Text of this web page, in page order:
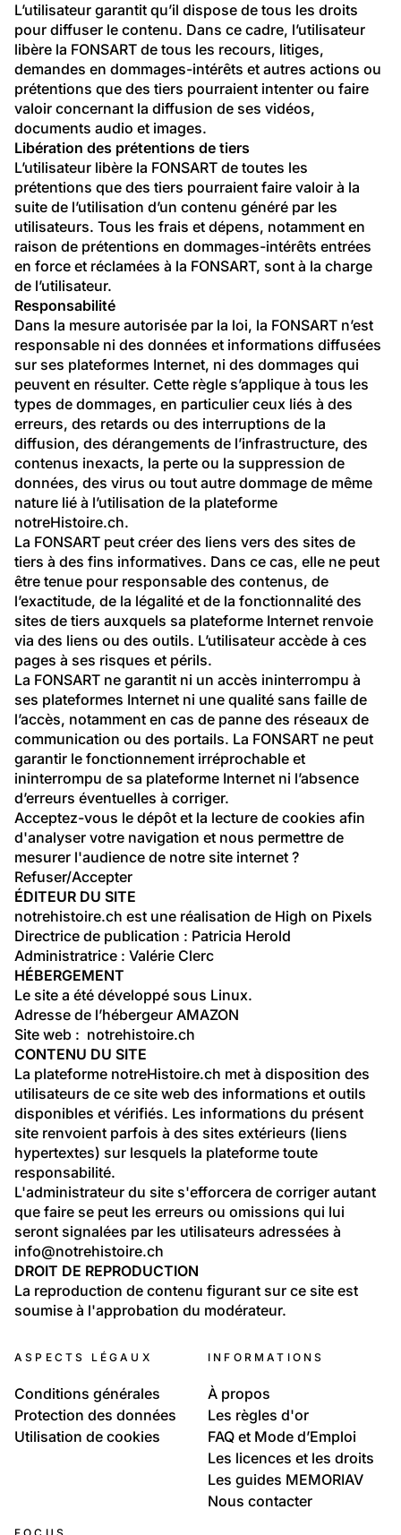
L’utilisateur garantit qu’il dispose de tous les droits
pour diffuser le contenu. Dans ce cadre, l’utilisateur
libère la FONSART de tous les recours, litiges,
demandes en dommages-intérêts et autres actions ou
prétentions que des tiers pourraient intenter ou faire
valoir concernant la diffusion de ses vidéos,
documents audio et images.
Libération des prétentions de tiers
L’utilisateur libère la FONSART de toutes les
prétentions que des tiers pourraient faire valoir à la
suite de l’utilisation d’un contenu généré par les
utilisateurs. Tous les frais et dépens, notamment en
raison de prétentions en dommages-intérêts entrées
en force et réclamées à la FONSART, sont à la charge
de l’utilisateur.
Responsabilité
Dans la mesure autorisée par la loi, la FONSART n’est
responsable ni des données et informations diffusées
sur ses plateformes Internet, ni des dommages qui
peuvent en résulter. Cette règle s’applique à tous les
types de dommages, en particulier ceux liés à des
erreurs, des retards ou des interruptions de la
diffusion, des dérangements de l’infrastructure, des
contenus inexacts, la perte ou la suppression de
données, des virus ou tout autre dommage de même
nature lié à l’utilisation de la plateforme
notreHistoire.ch.
La FONSART peut créer des liens vers des sites de
tiers à des fins informatives. Dans ce cas, elle ne peut
être tenue pour responsable des contenus, de
l’exactitude, de la légalité et de la fonctionnalité des
sites de tiers auxquels sa plateforme Internet renvoie
via des liens ou des outils. L’utilisateur accède à ces
pages à ses risques et périls.
La FONSART ne garantit ni un accès ininterrompu à
ses plateformes Internet ni une qualité sans faille de
l’accès, notamment en cas de panne des réseaux de
communication ou des portails. La FONSART ne peut
garantir le fonctionnement irréprochable et
ininterrompu de sa plateforme Internet ni l’absence
d’erreurs éventuelles à corriger.
Acceptez-vous le dépôt et la lecture de cookies afin
d'analyser votre navigation et nous permettre de
mesurer l'audience de notre site internet ?
Refuser/Accepter
ÉDITEUR DU SITE
notrehistoire.ch est une réalisation de High on Pixels
Directrice de publication : Patricia Herold
Administratrice : Valérie Clerc
HÉBERGEMENT
Le site a été développé sous Linux.
Adresse de l’hébergeur AMAZON
Site web : notrehistoire.ch
CONTENU DU SITE
La plateforme notreHistoire.ch met à disposition des
utilisateurs de ce site web des informations et outils
disponibles et vérifiés. Les informations du présent
site renvoient parfois à des sites extérieurs (liens
hypertextes) sur lesquels la plateforme toute
responsabilité.
L'administrateur du site s'efforcera de corriger autant
que faire se peut les erreurs ou omissions qui lui
seront signalées par les utilisateurs adressées à
info@notrehistoire.ch
DROIT DE REPRODUCTION
La reproduction de contenu figurant sur ce site est
soumise à l'approbation du modérateur.
ASPECTS LÉGAUX
Conditions générales
Protection des données
Utilisation de cookies
INFORMATIONS
À propos
Les règles d'or
FAQ et Mode d’Emploi
Les licences et les droits
Les guides MEMORIAV
Nous contacter